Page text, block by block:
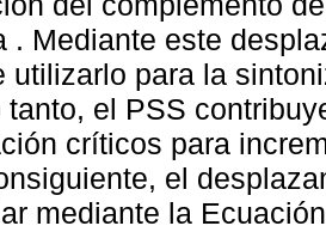
. Mediante este
utilizarlo para la
tanto, el PSS
críticos para
el
mediante la